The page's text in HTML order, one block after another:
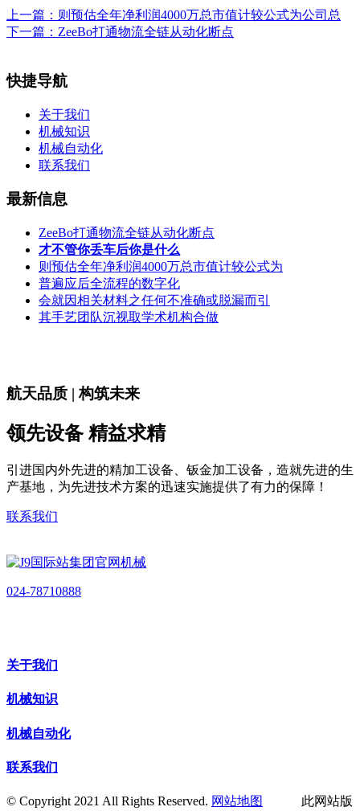
上一篇： 则预估全年净利润4000万总市值计较公式为公司总
下一篇： ZeeBo打通物流全链从动化断点
快捷导航
关于我们
机械知识
机械自动化
联系我们
最新信息
ZeeBo打通物流全链从动化断点
才不管你丢车后你是什么
则预估全年净利润4000万总市值计较公式为
普遍应后全流程的数字化
会就因相关材料之任何不准确或脱漏而引
其手艺团队沉视取学术机构合做
航天品质 | 构筑未来
领先设备 精益求精
引进国内外先进的精加工设备、钣金加工设备，造就先进的生
产基地，为先进技术方案的迅速实施提供了有力的保障！
联系我们
024-78710888
关于我们
机械知识
机械自动化
联系我们
© Copyright 2021 All Rights Reserved. 网站地图 此网站版